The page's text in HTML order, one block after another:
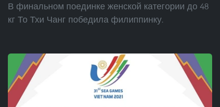
В финальном поединке женской категории до 48
кг То Тхи Чанг победила филиппинку.